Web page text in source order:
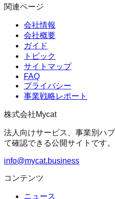
関連ページ
会社情報
会社概要
ガイド
トピック
サイトマップ
FAQ
プライバシー
事業戦略レポート
株式会社Mycat
法人向けサービス、事業別ハ
て確認できる公開サイトです。
info@mycat.business
コンテンツ
ニュース